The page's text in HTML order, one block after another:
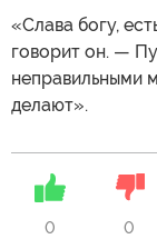
«Слава богу,
говорит он. —
неправильными
делают».
0 0